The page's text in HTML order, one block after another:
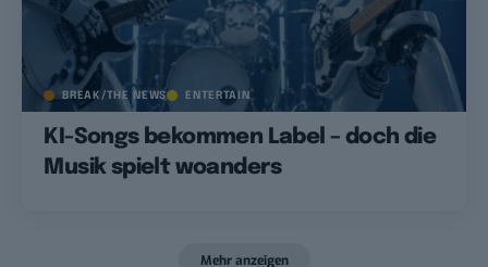
BREAK/THE NEWS ENTERTAIN
KI-Songs bekommen Label – doch die
Musik spielt woanders
Mehr anzeigen